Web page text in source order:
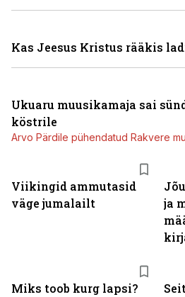
Viikingid ammutasid
väge jumalailt
ja
Miks toob kurg lapsi?
Kas Jeesus Kristus rääkis
Ukuaru muusikamaja sai
köstrile
Arvo Pärdile pühendatud Rakvere